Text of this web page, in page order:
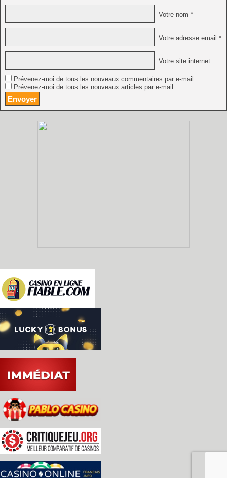
Votre nom *
Votre adresse email *
Votre site internet
Prévenez-moi de tous les nouveaux commentaires par e-mail.
Prévenez-moi de tous les nouveaux articles par e-mail.